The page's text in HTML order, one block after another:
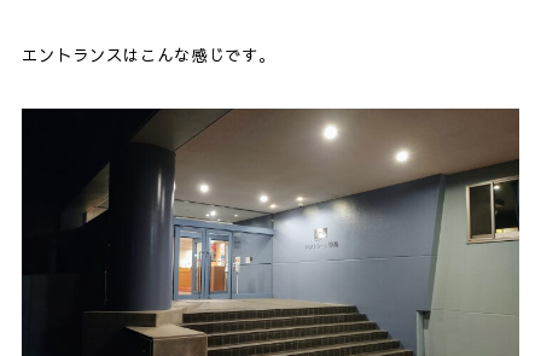
エントランスはこんな感じです。